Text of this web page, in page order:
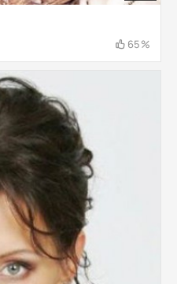
65%